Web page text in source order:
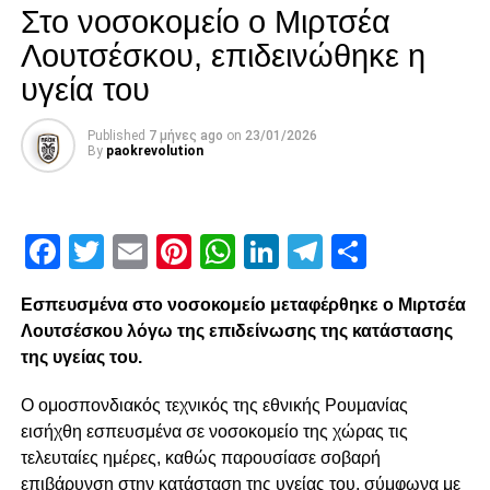
Facebook
Twitter
EmailPinterest
WhatsApp
LinkedIn
Telegram
RELATED TOPICS:
UP NEXT
Δεν έχει ορίσει ακόμη διαιτητές για την Τετάρτη!
ευχαριστούμε…
paokrevolution
Στο νοσοκομείο ο Μιρτσέα
Λουτσέσκου, επιδεινώθηκε η
υγεία του
Published 7 μήνες ago on 23/01/2026
By paokrevolution
Facebook
Twitter
EmailPinterest
WhatsApp
LinkedIn
Telegram
Εσπευσμένα στο νοσοκομείο μεταφέρθηκε ο Μιρτσέα
Λουτσέσκου λόγω της επιδείνωσης της κατάστασης
της υγείας του.
Ο ομοσπονδιακός τεχνικός της εθνικής Ρουμανίας
εισήχθη εσπευσμένα σε νοσοκομείο της χώρας τις
τελευταίες ημέρες, καθώς παρουσίασε σοβαρή
επιβάρυνση στην κατάσταση της υγείας του, σύμφωνα με